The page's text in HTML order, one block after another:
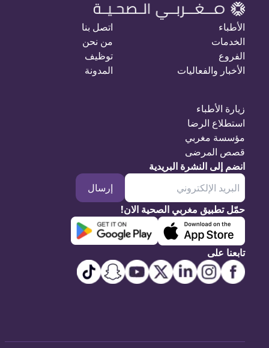
الأطباء
الخدمات
الفروع
الأخبار والفعاليات
اتصل بنا
من نحن
توظيف
المدونة
زيارة الأطباء
استطلاع الرضا
مؤسسة مغربي
قصص المرضى
انضم إلى النشرة البريدية
إرسال
حمّل تطبيق مغربي الصحية الان!
تابعنا على